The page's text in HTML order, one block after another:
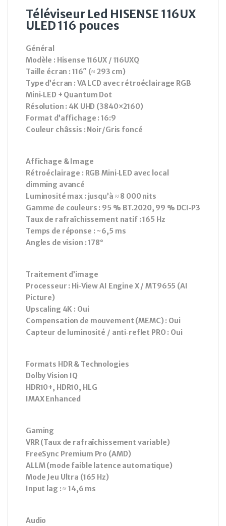
Téléviseur Led HISENSE 116UX
ULED 116 pouces
Général
Modèle : Hisense 116UX / 116UXQ
Taille écran : 116″ (≈ 293 cm)
Type d’écran : VA LCD avec rétroéclairage RGB
Mini‑LED + Quantum Dot
Résolution : 4K UHD (3840×2160)
Format d’affichage : 16:9
Couleur châssis : Noir/Gris foncé
Affichage & Image
Rétroéclairage : RGB Mini‑LED avec local
dimming avancé
Luminosité max : jusqu’à ≈ 8 000 nits
Gamme de couleurs : 95 % BT.2020, 99 % DCI‑P3
Taux de rafraîchissement natif : 165 Hz
Temps de réponse : ~6,5 ms
Angles de vision : 178°
Traitement d’image
Processeur : Hi‑View AI Engine X / MT9655 (AI
Picture)
Upscaling 4K : Oui
Compensation de mouvement (MEMC) : Oui
Capteur de luminosité / anti‑reflet PRO : Oui
Formats HDR & Technologies
Dolby Vision IQ
HDR10+, HDR10, HLG
IMAX Enhanced
Gaming
VRR (Taux de rafraîchissement variable)
FreeSync Premium Pro (AMD)
ALLM (mode faible latence automatique)
Mode Jeu Ultra (165 Hz)
Input lag : ≈ 14,6 ms
Audio